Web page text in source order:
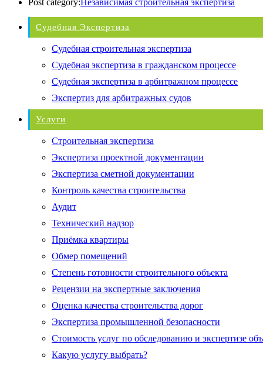
Судебная Экспертиза
Судебная строительная экспертиза
Судебная экспертиза в гражданском процессе
Судебная экспертиза в арбитражном процессе
Экспертиз для арбитражных судов
Услуги
Строительная экспертиза
Экспертиза проектной документации
Экспертиза сметной документации
Контроль качества строительства
Аудит
Технический надзор
Приёмка квартиры
Обмер помещений
Степень готовности строительного объекта
Рецензии на экспертные заключения
Оценка качества строительства дорог
Экспертиза промышленной безопасности
Стоимость услуг по обследованию и экспертизе
Какую услугу выбрать?